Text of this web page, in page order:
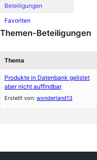
Beteiligungen
Favoriten
Themen-Beteiligungen
Thema
Produkte in Datenbank gelistet
aber nicht auffindbar
Erstellt von: wonderland13